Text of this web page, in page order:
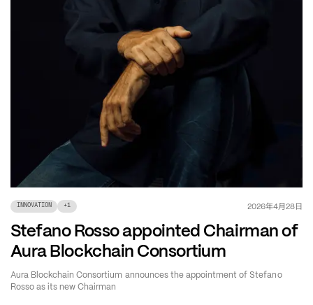
INNOVATION +1 2026年4月28日
Stefano Rosso appointed Chairman of
Aura Blockchain Consortium
Aura Blockchain Consortium announces the appointment of Stefano
Rosso as its new Chairman